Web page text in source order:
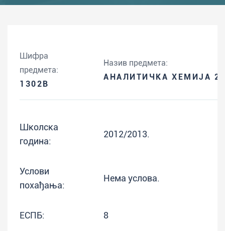
Шифра
предмета:
1302B
Назив предмета:
АНАЛИТИЧКА ХЕМИЈА 2
Школска
година:
2012/2013.
Услови
похађања:
Нема услова.
ЕСПБ: 8